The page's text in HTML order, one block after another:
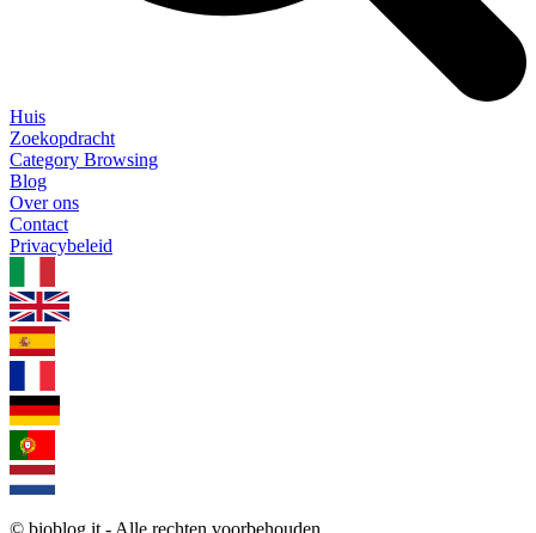
Huis
Zoekopdracht
Category Browsing
Blog
Over ons
Contact
Privacybeleid
© bioblog.it - Alle rechten voorbehouden.